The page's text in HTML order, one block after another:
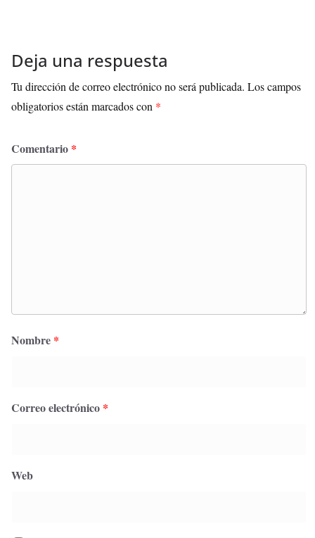
Deja una respuesta
Tu dirección de correo electrónico no será publicada. Los campos
obligatorios están marcados con *
Comentario *
Nombre *
Correo electrónico *
Web